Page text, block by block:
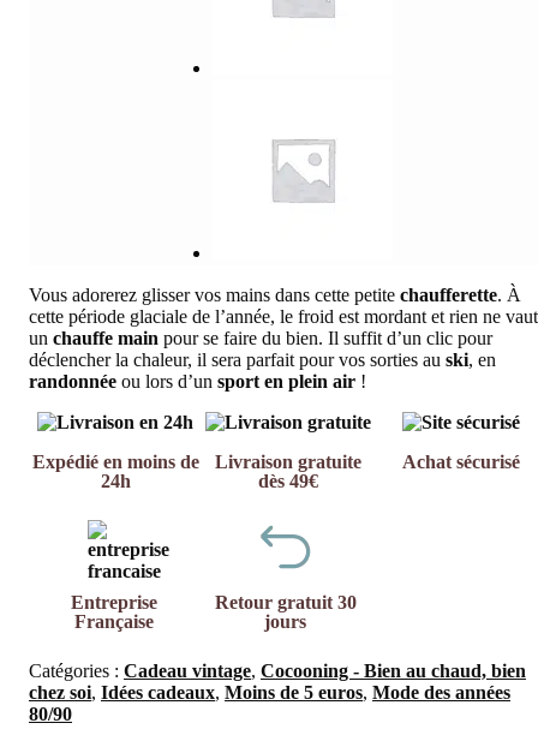
Vous adorerez glisser vos mains dans cette petite chaufferette. À
cette période glaciale de l’année, le froid est mordant et rien ne vaut
un chauffe main pour se faire du bien. Il suffit d’un clic pour
déclencher la chaleur, il sera parfait pour vos sorties au ski, en
randonnée ou lors d’un sport en plein air !
Expédié en moins de
24h
Livraison gratuite
dès 49€
Achat sécurisé
Entreprise
Française
Retour gratuit 30
jours
Catégories : Cadeau vintage, Cocooning - Bien au chaud, bien
chez soi, Idées cadeaux, Moins de 5 euros, Mode des années
80/90